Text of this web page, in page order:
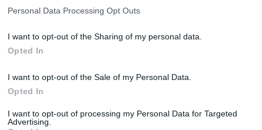
Personal Data Processing Opt Outs
I want to opt-out of the Sharing of my personal data.
Opted In
I want to opt-out of the Sale of my Personal Data.
Opted In
I want to opt-out of processing my Personal Data for Targeted
Advertising.